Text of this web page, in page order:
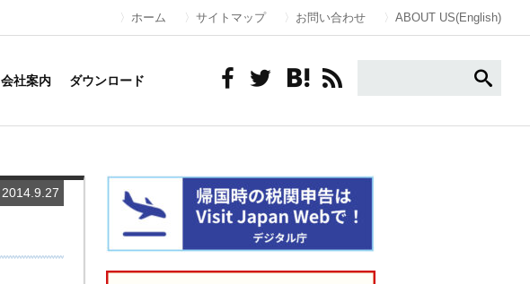
ホーム サイトマップ お問い合わせ ABOUT US(English)
会社案内 ダウンロード
2014.9.27